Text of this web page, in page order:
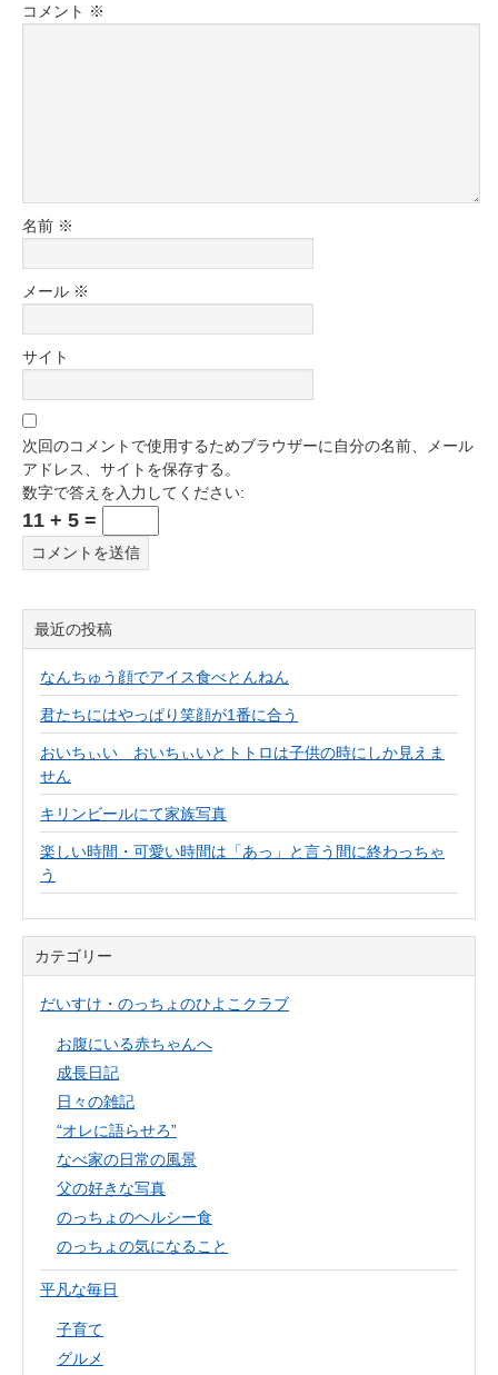
コメント ※
名前 ※
メール ※
サイト
次回のコメントで使用するためブラウザーに自分の名前、メール
アドレス、サイトを保存する。
数字で答えを入力してください:
11 + 5 =
最近の投稿
なんちゅう顔でアイス食べとんねん
君たちにはやっぱり笑顔が1番に合う
おいちぃい おいちぃいとトトロは子供の時にしか見えま
せん
キリンビールにて家族写真
楽しい時間・可愛い時間は「あっ」と言う間に終わっちゃ
う
カテゴリー
だいすけ・のっちょのひよこクラブ
お腹にいる赤ちゃんへ
成長日記
日々の雑記
“オレに語らせろ”
なべ家の日常の風景
父の好きな写真
のっちょのヘルシー食
のっちょの気になること
平凡な毎日
子育て
グルメ